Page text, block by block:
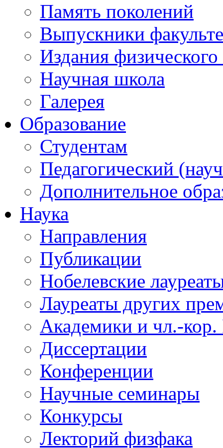
Память поколений
Выпускники
Издания физического
Научная школа
Галерея
Образование
Студентам
Педагогический
Дополнительное
Наука
Направления
Публикации
Нобелевские
Лауреаты других
Академики и чл.-
Диссертации
Конференции
Научные семинары
Конкурсы
Лекторий физфака